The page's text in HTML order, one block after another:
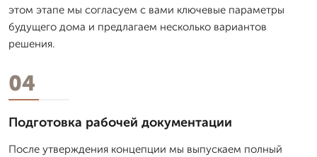
этом этапе мы согласуем с вами ключевые параметры
будущего дома и предлагаем несколько вариантов
решения.
04
Подготовка рабочей документации
После утверждения концепции мы выпускаем полный